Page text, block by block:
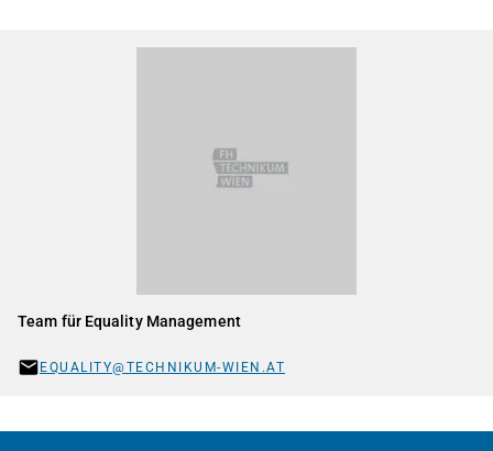
Team für Equality Management
EQUALITY@TECHNIKUM-WIEN.AT